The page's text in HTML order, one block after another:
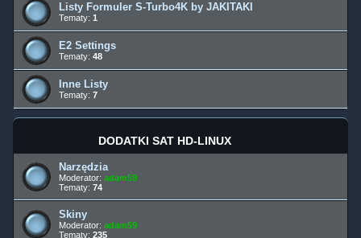
Listy Formuler S-Turbo4K by JAKITAKI
Tematy: 1
E2 Settings
Tematy: 48
Inne Listy
Tematy: 7
DODATKI SAT HD-LINUX
Narzędzia
Moderator: adam59
Tematy: 74
Skiny
Moderator: adam59
Tematy: 235